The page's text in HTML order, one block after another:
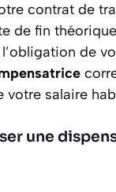
contrat de
de fin
de
votre salaire
une